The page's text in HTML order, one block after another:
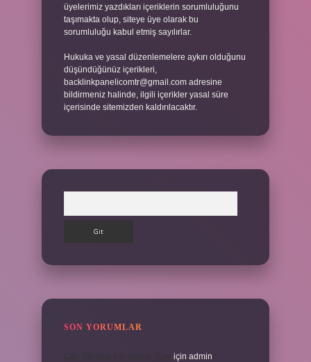
üyelerimiz yazdıkları içeriklerin sorumluluğunu
taşımakta olup, siteye üye olarak bu
sorumluluğu kabul etmiş sayılırlar.
Hukuka ve yasal düzenlemelere aykırı olduğunu
düşündüğünüz içerikleri,
backlinkpanelicomtr@gmail.com adresine
bildirmeniz halinde, ilgili içerikler yasal süre
içerisinde sitemizden kaldırılacaktır.
SON YORUMLAR
için admin